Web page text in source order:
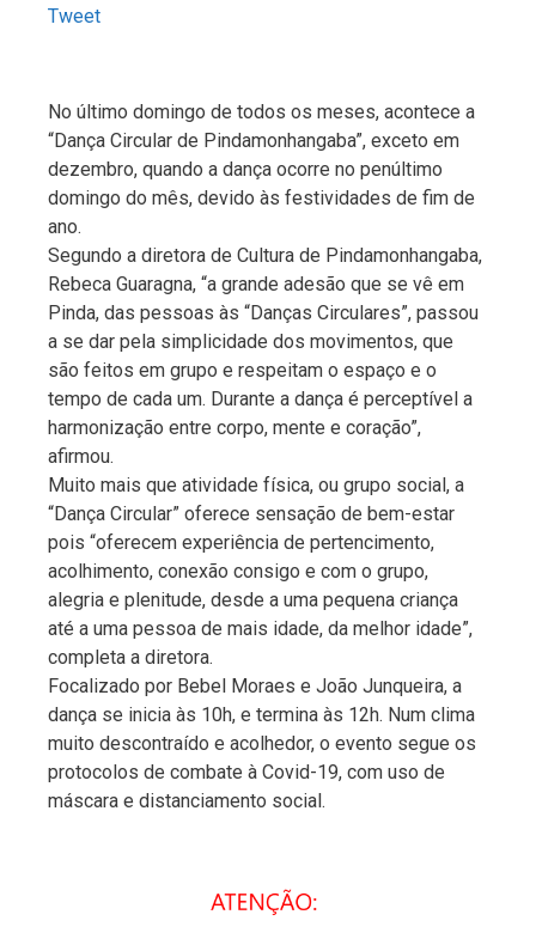
Tweet
No último domingo de todos os meses, acontece a
“Dança Circular de Pindamonhangaba”, exceto em
dezembro, quando a dança ocorre no penúltimo
domingo do mês, devido às festividades de fim de
ano.
Segundo a diretora de Cultura de Pindamonhangaba,
Rebeca Guaragna, “a grande adesão que se vê em
Pinda, das pessoas às “Danças Circulares”, passou
a se dar pela simplicidade dos movimentos, que
são feitos em grupo e respeitam o espaço e o
tempo de cada um. Durante a dança é perceptível a
harmonização entre corpo, mente e coração”,
afirmou.
Muito mais que atividade física, ou grupo social, a
“Dança Circular” oferece sensação de bem-estar
pois “oferecem experiência de pertencimento,
acolhimento, conexão consigo e com o grupo,
alegria e plenitude, desde a uma pequena criança
até a uma pessoa de mais idade, da melhor idade”,
completa a diretora.
Focalizado por Bebel Moraes e João Junqueira, a
dança se inicia às 10h, e termina às 12h. Num clima
muito descontraído e acolhedor, o evento segue os
protocolos de combate à Covid-19, com uso de
máscara e distanciamento social.